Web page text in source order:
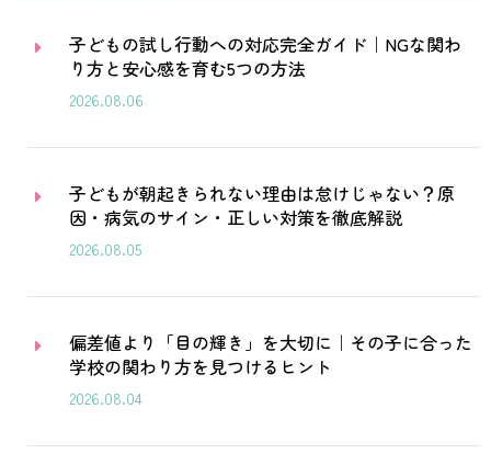
E
子どもの試し行動への対応完全ガイド｜NGな関わ
り方と安心感を育む5つの方法
2026.08.06
E
子どもが朝起きられない理由は怠けじゃない？原
因・病気のサイン・正しい対策を徹底解説
2026.08.05
E
偏差値より「目の輝き」を大切に｜その子に合った
学校の関わり方を見つけるヒント
2026.08.04